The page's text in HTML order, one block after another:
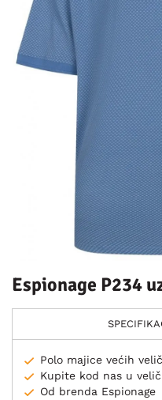
Espionage P234
Polo majice većih
Kupite kod nas u
Od brenda Espionage